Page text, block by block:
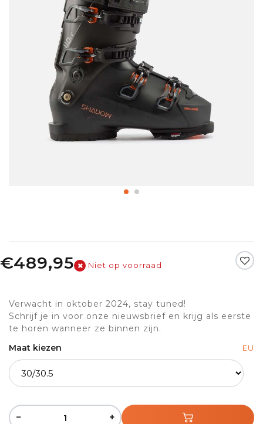
€489,95 Niet op voorraad
Verwacht in oktober 2024, stay tuned!
Schrijf je in voor onze nieuwsbrief en krijg als eerste
te horen wanneer ze binnen zijn.
Maat kiezen
EU
− +